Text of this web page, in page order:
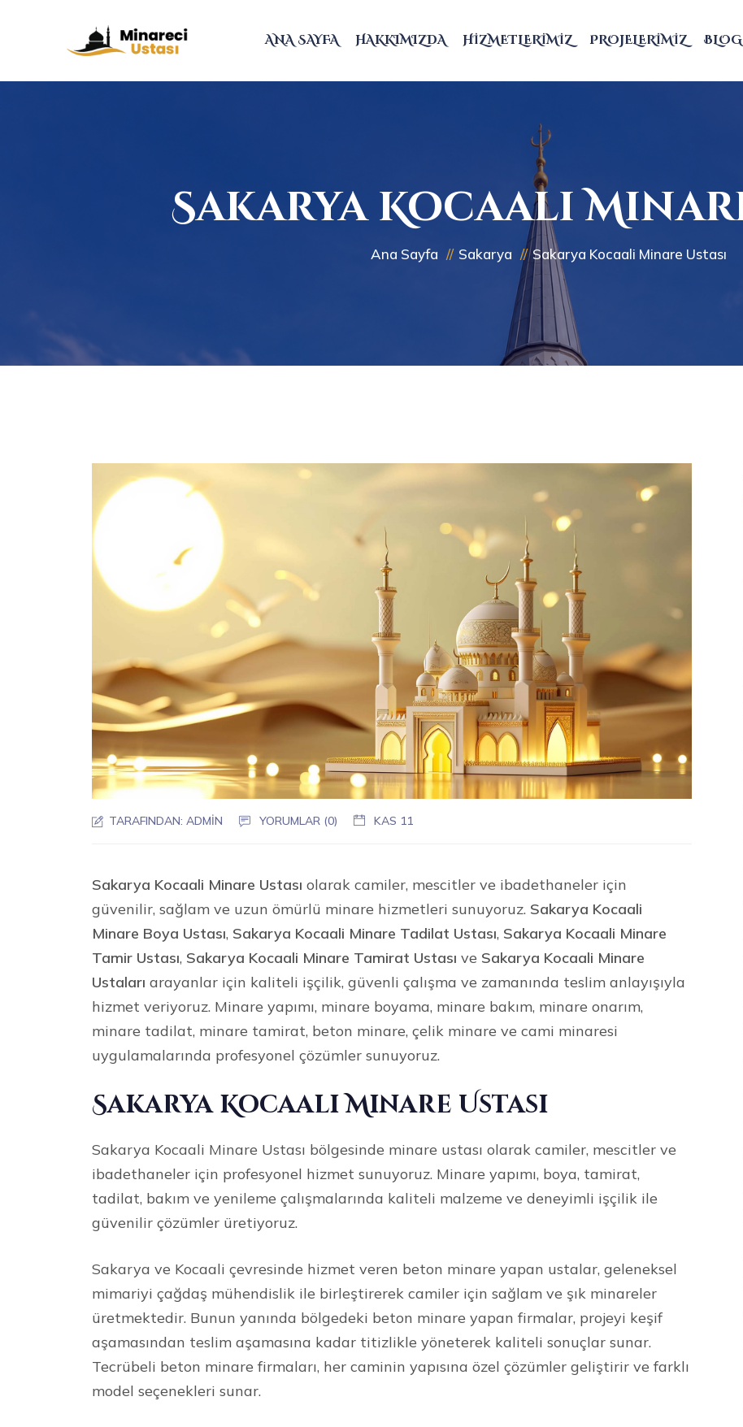
ANA SAYFA HAKKIMIZDA HIZMETLERIMIZ PROJELERIMIZ BLOG
Sakarya Kocaali
Ana Sayfa Sakarya Sakarya Kocaali Minare Ustası
TARAFINDAN:ADMIN YORUMLAR (0) KAS 11
Sakarya Kocaali Minare Ustası olarak camiler, mescitler ve ibadethaneler için
güvenilir, sağlam ve uzun ömürlü minare hizmetleri sunuyoruz. Sakarya Kocaali
Minare Boya Ustası, Sakarya Kocaali Minare Tadilat Ustası, Sakarya Kocaali Minare
Tamir Ustası, Sakarya Kocaali Minare Tamirat Ustası ve Sakarya Kocaali Minare
Ustaları arayanlar için kaliteli işçilik, güvenli çalışma ve zamanında teslim anlayışıyla
hizmet veriyoruz. Minare yapımı, minare boyama, minare bakım, minare onarım,
minare tadilat, minare tamirat, beton minare, çelik minare ve cami minaresi
uygulamalarında profesyonel çözümler sunuyoruz.
Sakarya Kocaali Minare Ustası
Sakarya Kocaali Minare Ustası bölgesinde minare ustası olarak camiler, mescitler ve
ibadethaneler için profesyonel hizmet sunuyoruz. Minare yapımı, boya, tamirat,
tadilat, bakım ve yenileme çalışmalarında kaliteli malzeme ve deneyimli işçilik ile
güvenilir çözümler üretiyoruz.
Sakarya ve Kocaali çevresinde hizmet veren beton minare yapan ustalar, geleneksel
mimariyi çağdaş mühendislik ile birleştirerek camiler için sağlam ve şık minareler
üretmektedir. Bunun yanında bölgedeki beton minare yapan firmalar, projeyi keşif
aşamasından teslim aşamasına kadar titizlikle yöneterek kaliteli sonuçlar sunar.
Tecrübeli beton minare firmaları, her caminin yapısına özel çözümler geliştirir ve farklı
model seçenekleri sunar.